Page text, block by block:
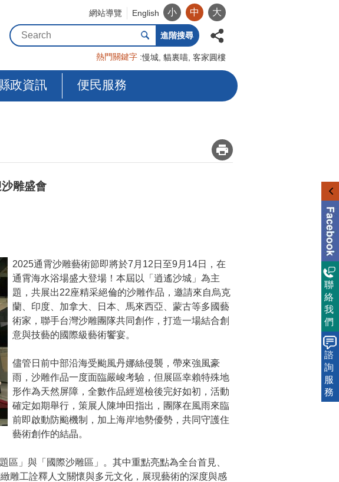
網站導覽 English 小 中 大
進階搜尋
熱門關鍵字 慢城 貓裏喵 客家圓樓
政資訊 便民服務
_
雕盛會
2025通霄沙雕藝術節即將於7月12日至9月14日，在
通霄海水浴場盛大登場！本屆以「逍遙沙城」為主
題，共展出22座精采絕倫的沙雕作品，邀請來自烏克
蘭、印度、加拿大、日本、馬來西亞、蒙古等多國藝
術家，聯手台灣沙雕團隊共同創作，打造一場結合創
意與技藝的國際級藝術饗宴。
儘管日前中部沿海受颱風丹娜絲侵襲，帶來強風豪
雨，沙雕作品一度面臨嚴峻考驗，但展區幸賴特殊地
形作為天然屏障，全數作品經巡檢後完好如初，活動
確定如期舉行，策展人陳坤田指出，團隊在風雨來臨
前即啟動防颱機制，加上海岸地勢優勢，共同守護住
藝術創作的結晶。
」與「國際沙雕區」。其中重點亮點為全台首見、
雕工詮釋人文關懷與多元文化，展現藝術的深度與感
聯
絡
我
們
諮
詢
服
務